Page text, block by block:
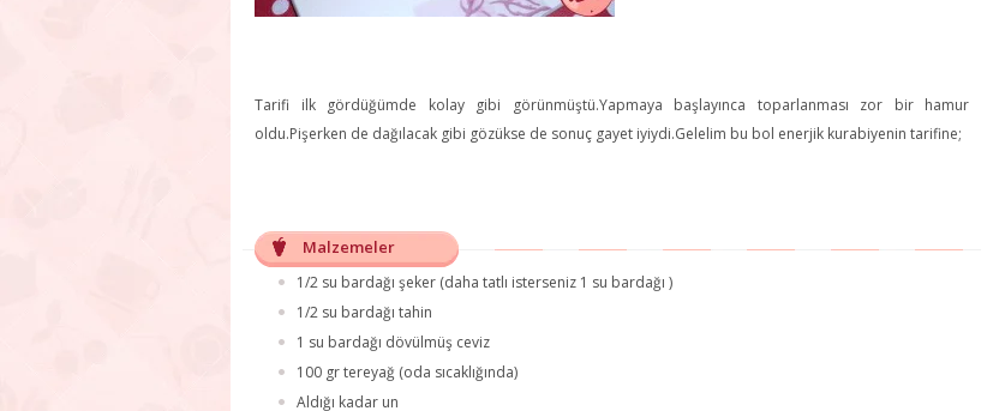
Tarifi ilk gördüğümde kolay gibi görünmüştü.Yapmaya başlayınca toparlanması zor bir hamur
oldu.Pişerken de dağılacak gibi gözükse de sonuç gayet iyiydi.Gelelim bu bol enerjik kurabiyenin tarifine;
Malzemeler
1/2 su bardağı şeker (daha tatlı isterseniz 1 su bardağı )
1/2 su bardağı tahin
1 su bardağı dövülmüş ceviz
100 gr tereyağ (oda sıcaklığında)
Aldığı kadar un